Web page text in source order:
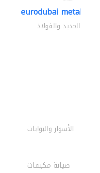
eurodubai metal
سحب الحديد والفولاذ
الأسوار والبوابات
صيانة مكيفات